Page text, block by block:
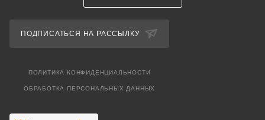
ПОДПИСАТЬСЯ НА РАССЫЛКУ
ПОЛИТИКА КОНФИДЕНЦИАЛЬНОСТИ
ОБРАБОТКА ПЕРСОНАЛЬНЫХ ДАННЫХ